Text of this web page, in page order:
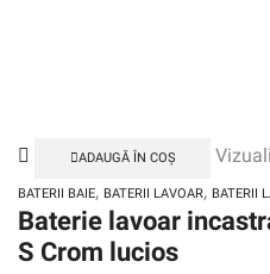
ADAUGĂ ÎN COȘ
BATERII BAIE, BATERII LAVOAR, BATERII
Baterie lavoar
S Crom lucios